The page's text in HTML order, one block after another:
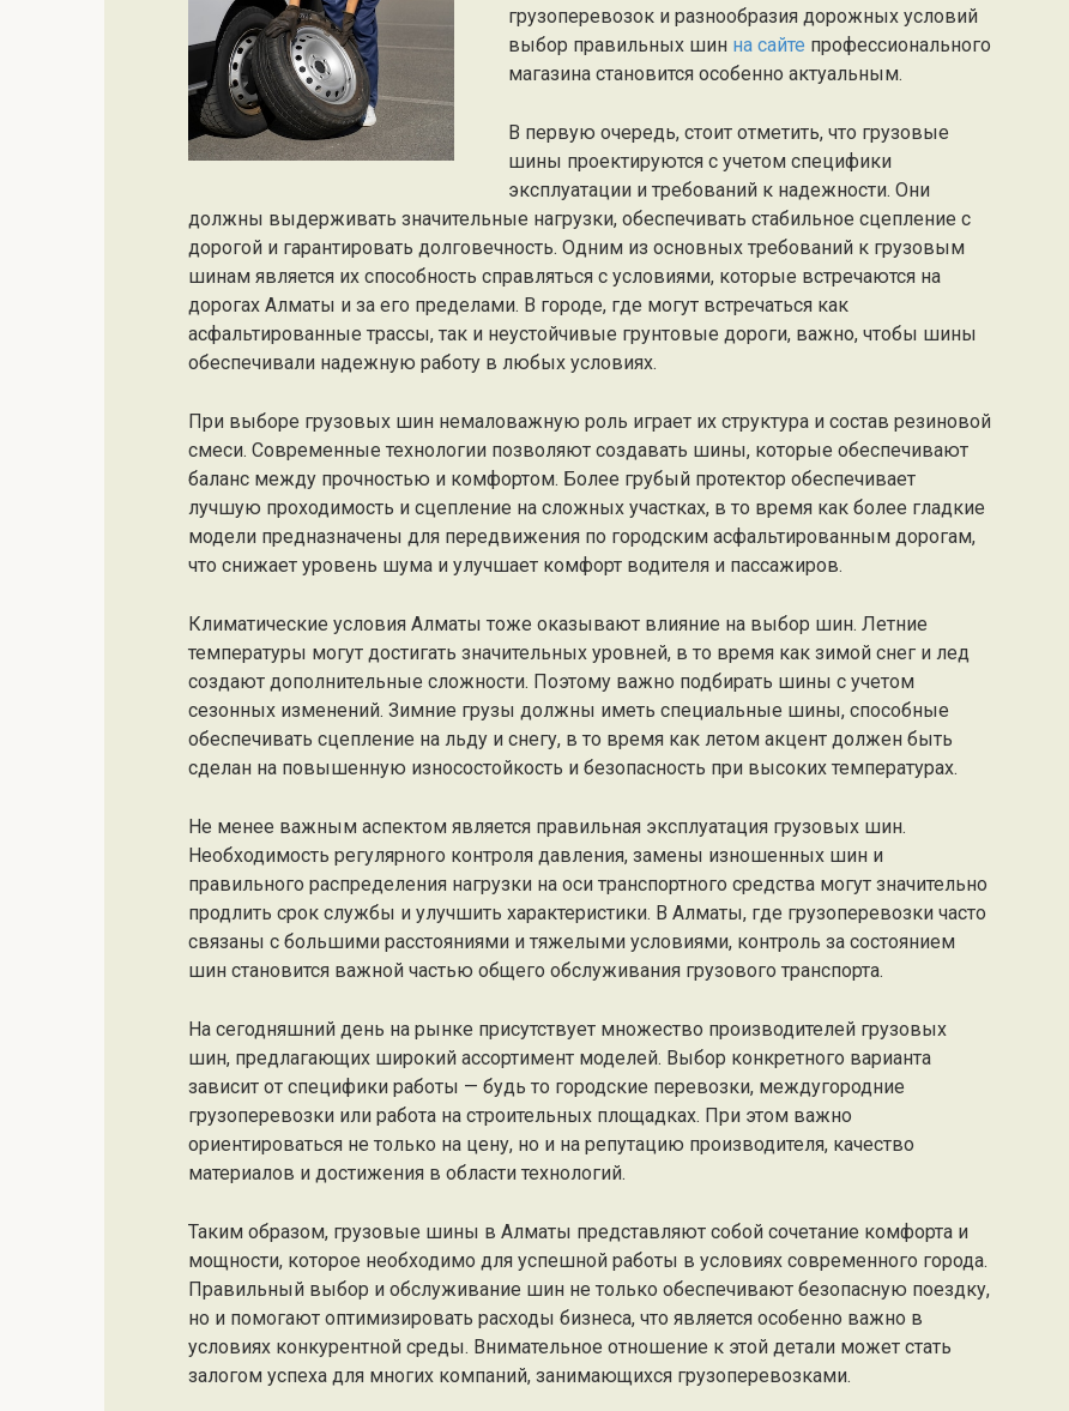
грузоперевозок и разнообразия дорожных условий
выбор правильных шин на сайте профессионального
магазина становится особенно актуальным.
В первую очередь, стоит отметить, что грузовые
шины проектируются с учетом специфики
эксплуатации и требований к надежности. Они
должны выдерживать значительные нагрузки, обеспечивать стабильное сцепление с
дорогой и гарантировать долговечность. Одним из основных требований к грузовым
шинам является их способность справляться с условиями, которые встречаются на
дорогах Алматы и за его пределами. В городе, где могут встречаться как
асфальтированные трассы, так и неустойчивые грунтовые дороги, важно, чтобы шины
обеспечивали надежную работу в любых условиях.
При выборе грузовых шин немаловажную роль играет их структура и состав резиновой
смеси. Современные технологии позволяют создавать шины, которые обеспечивают
баланс между прочностью и комфортом. Более грубый протектор обеспечивает
лучшую проходимость и сцепление на сложных участках, в то время как более гладкие
модели предназначены для передвижения по городским асфальтированным дорогам,
что снижает уровень шума и улучшает комфорт водителя и пассажиров.
Климатические условия Алматы тоже оказывают влияние на выбор шин. Летние
температуры могут достигать значительных уровней, в то время как зимой снег и лед
создают дополнительные сложности. Поэтому важно подбирать шины с учетом
сезонных изменений. Зимние грузы должны иметь специальные шины, способные
обеспечивать сцепление на льду и снегу, в то время как летом акцент должен быть
сделан на повышенную износостойкость и безопасность при высоких температурах.
Не менее важным аспектом является правильная эксплуатация грузовых шин.
Необходимость регулярного контроля давления, замены изношенных шин и
правильного распределения нагрузки на оси транспортного средства могут значительно
продлить срок службы и улучшить характеристики. В Алматы, где грузоперевозки часто
связаны с большими расстояниями и тяжелыми условиями, контроль за состоянием
шин становится важной частью общего обслуживания грузового транспорта.
На сегодняшний день на рынке присутствует множество производителей грузовых
шин, предлагающих широкий ассортимент моделей. Выбор конкретного варианта
зависит от специфики работы — будь то городские перевозки, междугородние
грузоперевозки или работа на строительных площадках. При этом важно
ориентироваться не только на цену, но и на репутацию производителя, качество
материалов и достижения в области технологий.
Таким образом, грузовые шины в Алматы представляют собой сочетание комфорта и
мощности, которое необходимо для успешной работы в условиях современного города.
Правильный выбор и обслуживание шин не только обеспечивают безопасную поездку,
но и помогают оптимизировать расходы бизнеса, что является особенно важно в
условиях конкурентной среды. Внимательное отношение к этой детали может стать
залогом успеха для многих компаний, занимающихся грузоперевозками.